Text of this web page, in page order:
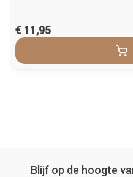
€ 11,95
Blijf op de hoogte